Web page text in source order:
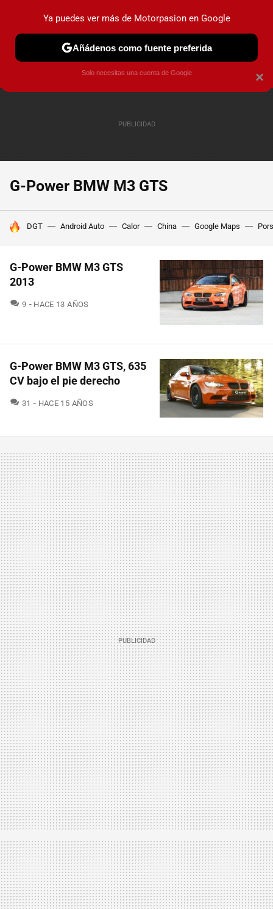
PRUEBAS COCHES ELÉCTRICOS OBSERVATORIO
G-Power BMW M3 GTS
HOY SE HABLA DE
DGT Android Auto Calor China Google Maps
G-Power BMW M3 GTS
2013
9 COMENTARIOS
HACE 13 AÑOS
G-Power BMW M3 GTS, 635
CV bajo el pie derecho
31 COMENTARIOS
HACE 15 AÑOS
×
Ya puedes ver más de Motorpasion en Google
Añádenos como fuente preferida
Solo necesitas una cuenta de Google